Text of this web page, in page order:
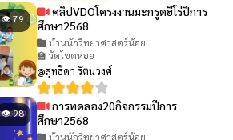
👁 79
คลิปVDOโครงงานมะกรูดฮีโร่ปีการ
ศึกษา2568
บ้านนักวิทยาศาสตร์น้อย
🏫 วัดโขดหอย
@สุทธิดา รัตนวงศ์
👁 98
การทดลอง20กิจกรรมปีการ
ศึกษา2568
บ้านนักวิทยาศาสตร์น้อย